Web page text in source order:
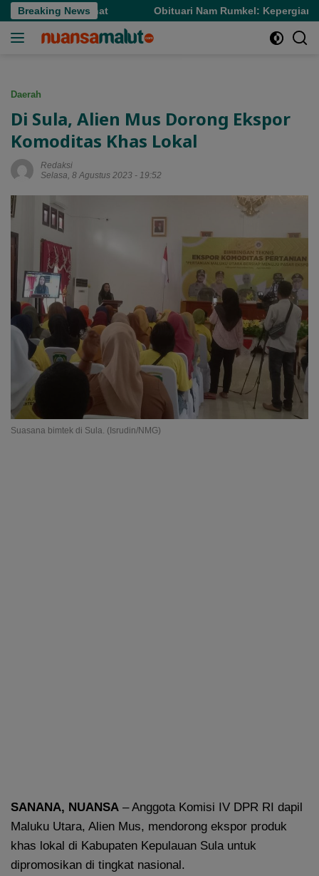
Langsung
ke
Breaking News
Tak Terlihat Obituari Nam Rumkel: Kepergian
Daerah
Di Sula, Alien Mus Dorong Ekspor
Komoditas Khas Lokal
Redaksi
Selasa, 8 Agustus 2023 - 19:52
Suasana bimtek di Sula. (Isrudin/NMG)
SANANA, NUANSA – Anggota Komisi IV DPR RI dapil
Maluku Utara, Alien Mus, mendorong ekspor produk
khas lokal di Kabupaten Kepulauan Sula untuk
dipromosikan di tingkat nasional.